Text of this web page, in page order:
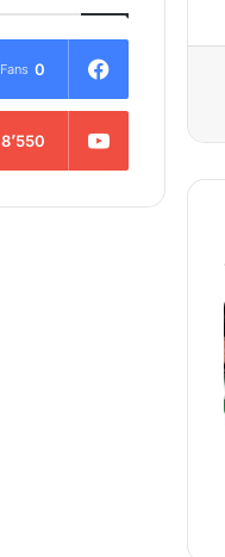
0
Fans
8٬550